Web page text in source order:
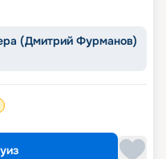
(Дмитрий Фурманов)